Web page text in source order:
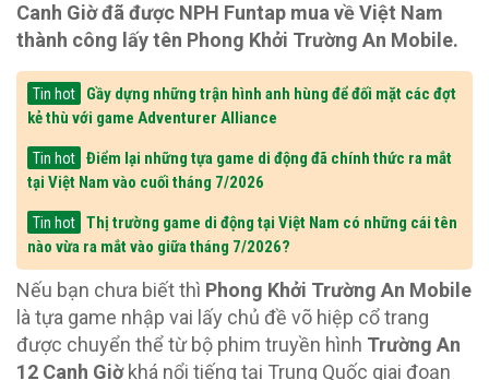
Canh Giờ đã được NPH Funtap mua về Việt Nam
thành công lấy tên Phong Khởi Trường An Mobile.
Tin hot
Gầy dựng những trận hình anh hùng để đối mặt các đợt
kẻ thù với game Adventurer Alliance
Tin hot
Điểm lại những tựa game di động đã chính thức ra mắt
tại Việt Nam vào cuối tháng 7/2026
Tin hot
Thị trường game di động tại Việt Nam có những cái tên
nào vừa ra mắt vào giữa tháng 7/2026?
Nếu bạn chưa biết thì Phong Khởi Trường An Mobile
là tựa game nhập vai lấy chủ đề võ hiệp cổ trang
được chuyển thể từ bộ phim truyền hình Trường An
12 Canh Giờkhá nổi tiếng tại Trung Quốc giai đoạn